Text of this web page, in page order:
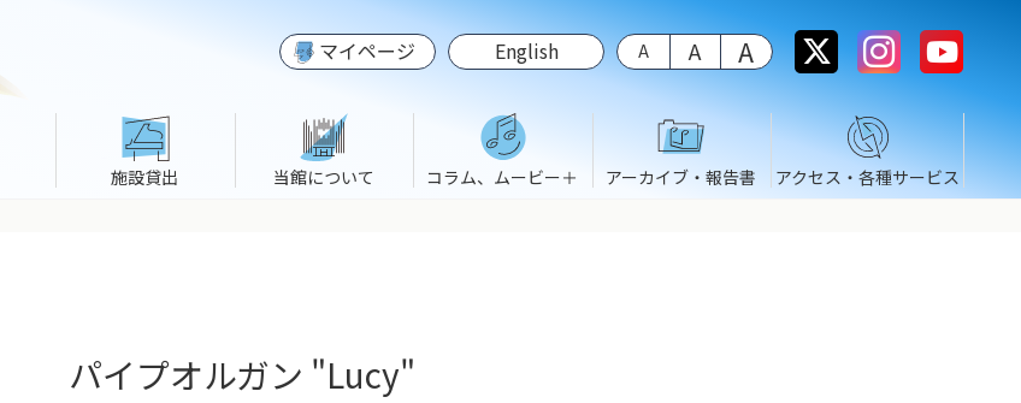
マイページ English
施設貸出 当館について コラム、ムービー＋ アーカイブ・報告書 アクセス・各種サービス
パイプオルガン "Lucy"